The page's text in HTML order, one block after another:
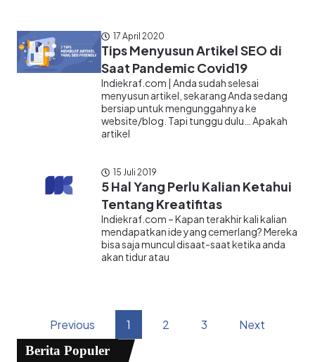
17 April 2020
Tips Menyusun Artikel SEO di
Saat Pandemic Covid19
Indiekraf.com | Anda sudah selesai
menyusun artikel, sekarang Anda sedang
bersiap untuk mengunggahnya ke
website/blog. Tapi tunggu dulu… Apakah
artikel
15 Juli 2019
5 Hal Yang Perlu Kalian Ketahui
Tentang Kreatifitas
Indiekraf.com – Kapan terakhir kali kalian
mendapatkan ide yang cemerlang? Mereka
bisa saja muncul disaat-saat ketika anda
akan tidur atau
Previous 1 2 3
Next
Berita Populer